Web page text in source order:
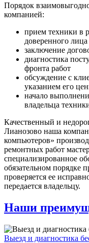
Порядок
компанией:
прием техники в
доверенного лица
заключение
диагностика
фронта работ
обсуждение с
указанием его
начало
владельца
Качественный и
Лианозово наша
компьютеров»
ремонтных работ
специализированное
обязательном порядке
проверяется ее
передается владельцу.
Наши
Выезд и диагностика